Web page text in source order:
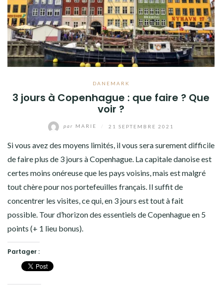
DANEMARK
3 jours à Copenhague : que faire ? Que
voir ?
par MARIE 21 SEPTEMBRE 2021
Si vous avez des moyens limités, il vous sera surement difficile
de faire plus de 3 jours à Copenhague. La capitale danoise est
certes moins onéreuse que les pays voisins, mais est malgré
tout chère pour nos portefeuilles français. Il suffit de
concentrer les visites, ce qui, en 3 jours est tout à fait
possible. Tour d’horizon des essentiels de Copenhague en 5
points (+ 1 lieu bonus).
Partager :